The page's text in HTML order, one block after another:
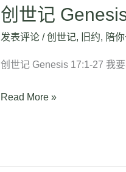
创世记
发表评论 /创世记, 旧约, 陪
创世记 Genesis 17:1-27 我
Read More »